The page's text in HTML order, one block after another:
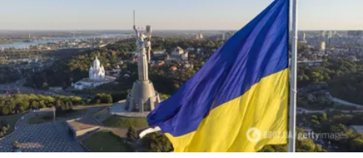
Державним символом є тільки перший куплет та приспів пісні
6 часов назад 27,1 т.
Олександру Пономарьову – 53: що
відомо про трьох дітей секс-
символа 90-х та який вигляд вони